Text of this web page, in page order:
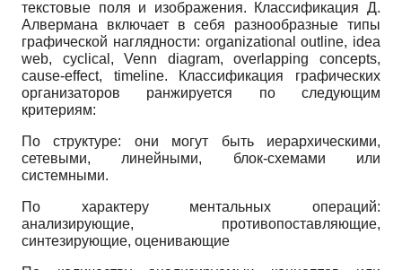
текстовые поля и изображения. Классификация Д.
Алвермана включает в себя разнообразные типы
графической наглядности: organizational outline, idea
web, cyclical, Venn diagram, overlapping concepts,
cause-effect, timeline. Классификация графических
организаторов ранжируется по следующим
критериям:
По структуре: они могут быть иерархическими,
сетевыми, линейными, блок-схемами или
системными.
По характеру ментальных операций:
анализирующие, противопоставляющие,
синтезирующие, оценивающие